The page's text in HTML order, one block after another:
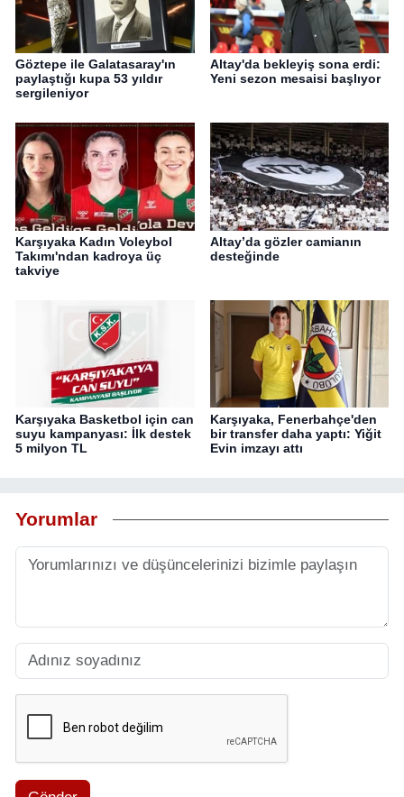
Göztepe ile Galatasaray'ın
paylaştığı kupa 53 yıldır
sergileniyor
Altay'da bekleyiş sona erdi:
Yeni sezon mesaisi başlıyor
Karşıyaka Kadın Voleybol
Takımı'ndan kadroya üç
takviye
Altay’da gözler camianın
desteğinde
Karşıyaka Basketbol için can
suyu kampanyası: İlk destek
5 milyon TL
Karşıyaka, Fenerbahçe'den
bir transfer daha yaptı: Yiğit
Evin imzayı attı
Yorumlar